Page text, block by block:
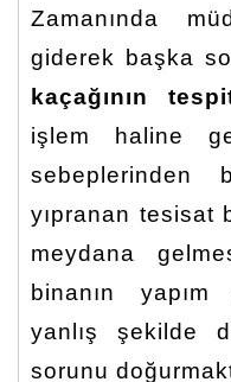
Zamanında
giderek başka
kaçağının
işlem haline
sebeplerinden
yıpranan tesisat
meydana
binanın yapım
yanlış şekilde
sorunu